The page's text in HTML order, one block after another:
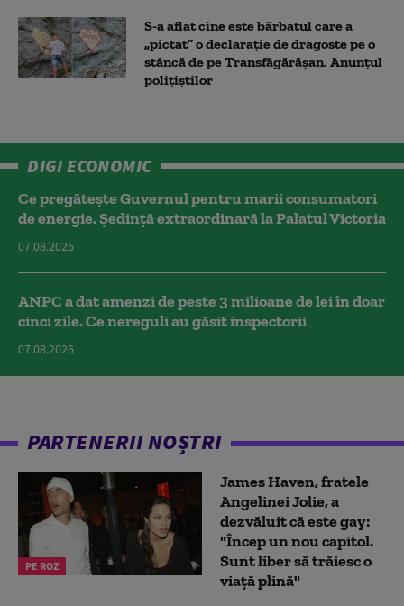
S-a aflat cine este bărbatul care a
„pictat” o declarație de dragoste pe o
stâncă de pe Transfăgărășan. Anunțul
polițiștilor
DIGI ECONOMIC
Ce pregătește Guvernul pentru marii consumatori
de energie. Ședință extraordinară la Palatul Victoria
07.08.2026
ANPC a dat amenzi de peste 3 milioane de lei în doar
cinci zile. Ce nereguli au găsit inspectorii
07.08.2026
PARTENERII NOȘTRI
PE ROZ
James Haven, fratele
Angelinei Jolie, a
dezvăluit că este gay:
"Încep un nou capitol.
Sunt liber să trăiesc o
viață plină"